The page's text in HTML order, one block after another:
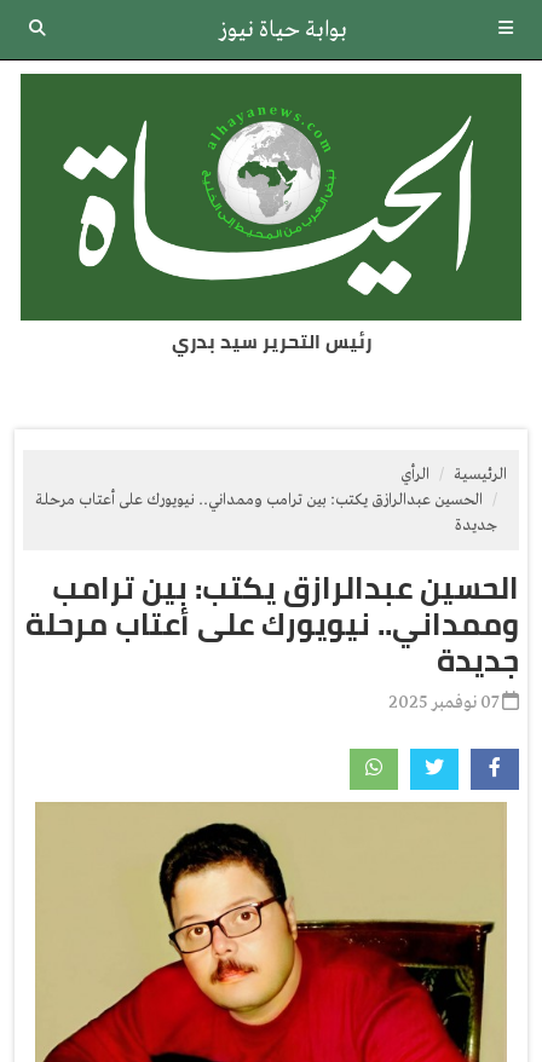
بوابة حياة نيوز
رئيس التحرير سيد بدري
الرئيسية
الرأي
الحسين عبدالرازق يكتب: بين ترامب وممداني.. نيويورك على أعتاب مرحلة
جديدة
الحسين عبدالرازق يكتب: بين ترامب
وممداني.. نيويورك على أعتاب مرحلة
جديدة
07 نوفمبر 2025